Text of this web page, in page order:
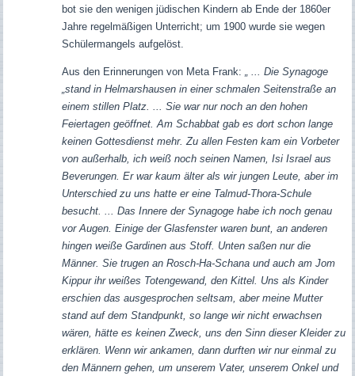
bot sie den wenigen jüdischen Kindern ab Ende der 1860er
Jahre regelmäßigen Unterricht; um 1900 wurde sie wegen
Schülermangels aufgelöst.
Aus den Erinnerungen von Meta Frank:
„ ... Die Synagoge
„stand in Helmarshausen in einer schmalen Seitenstraße an
einem stillen Platz. ... Sie war nur noch an den hohen
Feiertagen geöffnet. Am Schabbat gab es dort schon lange
keinen Gottesdienst mehr. Zu allen Festen kam ein Vorbeter
von außerhalb, ich weiß noch seinen Namen, Isi Israel aus
Beverungen. Er war kaum älter als wir jungen Leute, aber im
Unterschied zu uns hatte er eine Talmud-Thora-Schule
besucht. ... Das Innere der Synagoge habe ich noch genau
vor Augen. Einige der Glasfenster waren bunt, an anderen
hingen weiße Gardinen aus Stoff. Unten saßen nur die
Männer. Sie trugen an Rosch-Ha-Schana und auch am Jom
Kippur ihr weißes Totengewand, den Kittel. Uns als Kinder
erschien das ausgesprochen seltsam, aber meine Mutter
stand auf dem Standpunkt, so lange wir nicht erwachsen
wären, hätte es keinen Zweck, uns den Sinn dieser Kleider zu
erklären. Wenn wir ankamen, dann durften wir nur einmal zu
den Männern gehen, um unserem Vater, unserem Onkel und